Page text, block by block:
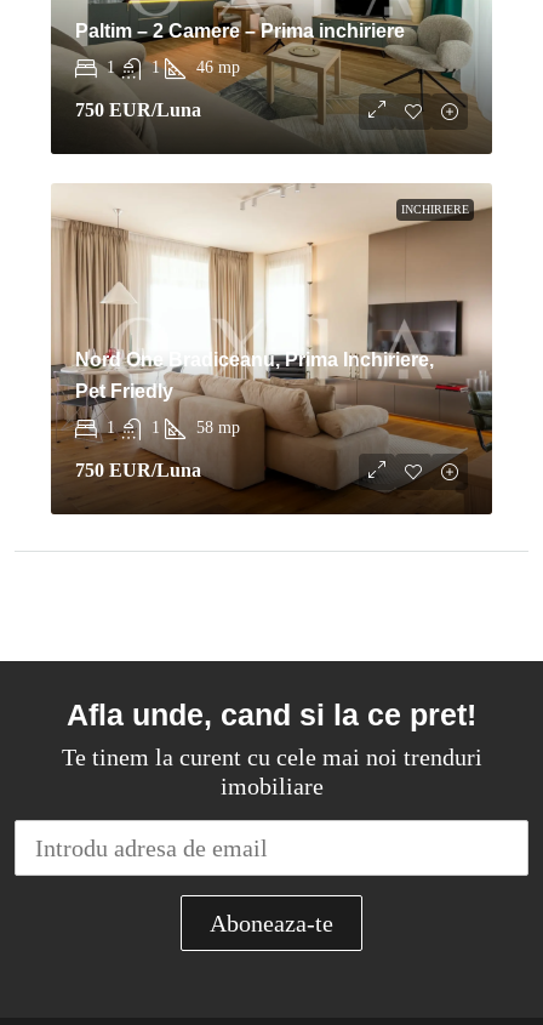
Paltim – 2 Camere – Prima inchiriere
1 1 46 mp
750 EUR/Luna
INCHIRIERE
Nord One Bradiceanu, Prima Inchiriere,
Pet Friedly
1 1 58 mp
750 EUR/Luna
Afla unde, cand si la ce pret!
Te tinem la curent cu cele mai noi trenduri
imobiliare